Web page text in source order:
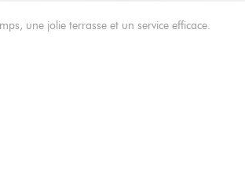
une jolie terrasse et un service efficace.